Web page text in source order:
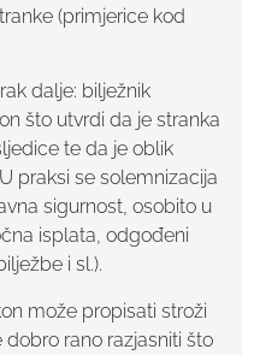
(primjerice kod
dalje: bilježnik
što utvrdi da je stranka
te da je oblik
praksi se solemnizacija
sigurnost, osobito u
isplata, odgođeni
i sl.).
može propisati stroži
rano razjasniti što